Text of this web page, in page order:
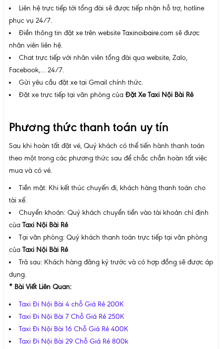
Liên hệ trực tiếp tới tổng đài sẽ được tiếp nhận hỗ trợ, hotline
phục vụ 24/7.
Điền thông tin đặt xe trên website Taxinoibaire.com sẽ được
nhân viên liên hệ.
Chat trực tiếp với nhân viên tổng đài qua website, Zalo,
Facebook,… 24/7.
Gửi yêu cầu đặt xe tại Gmail chính thức.
Đặt xe trực tiếp tại văn phòng của Đặt Xe Taxi Nội Bài Rẻ
Phương thức thanh toán uy tín
Sau khi hoàn tất đặt vé, Quý khách có thể tiến hành thanh toán
theo một trong các phương thức sau để chắc chắn hoàn tất việc
mua và có vé.
Tiền mặt: Khi kết thúc chuyến đi, khách hàng thanh toán cho
tài xế.
Chuyển khoản: Quý khách chuyển tiền vào tài khoản chỉ định
của Taxi Nội Bài Rẻ
Tại văn phòng: Quý khách thanh toán trực tiếp tại văn phòng
của Taxi Nội Bài Rẻ
Trả sau: Khách hàng đăng ký trước và có hợp đồng sẽ được áp
dụng.
* Bài Viết Liên Quan:
Taxi Đi Nội Bài 4 chỗ Giá Rẻ 200K
Taxi Đi Nội Bài 7 Chỗ Giá Rẻ 250K
Taxi Đi Nội Bài 16 Chỗ Giá Rẻ 400K
Taxi Đi Nội Bài 29 Chỗ Giá Rẻ 800k